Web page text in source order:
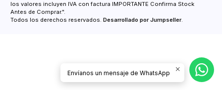
los valores incluyen IVA con factura IMPORTANTE Confirma Stock
Antes de Comprar.".
Todos los derechos reservados. Desarrollado por Jumpseller.
Envíanos un mensaje de WhatsApp